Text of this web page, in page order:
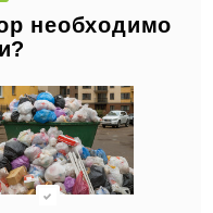
необходимо